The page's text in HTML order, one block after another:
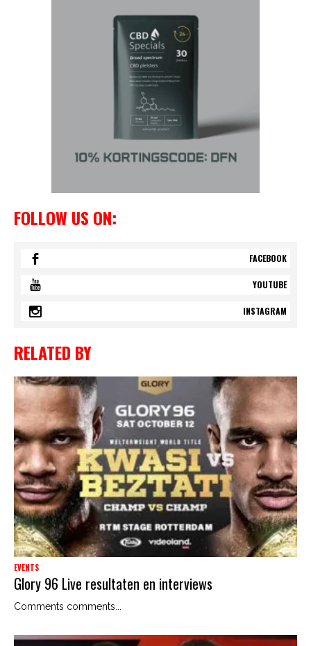
FOLLOW US ON:
FACEBOOK
YOUTUBE
INSTAGRAM
RELATED BY
EVENTS
Glory 96 Live resultaten en interviews
Comments comments...